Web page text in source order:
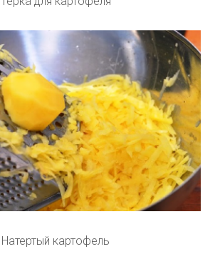
Натертый картофель